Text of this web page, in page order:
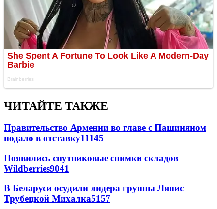
ЧИТАЙТЕ ТАКЖЕ
Правительство Армении во главе с Пашиняном
подало в отставку11145
Появились спутниковые снимки складов
Wildberries9041
В Беларуси осудили лидера группы Ляпис
Трубецкой Михалка5157